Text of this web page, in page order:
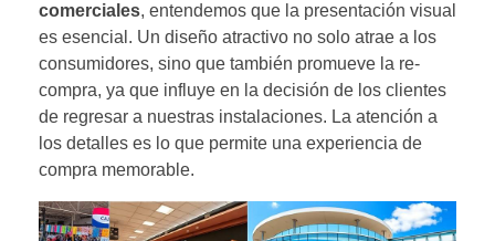
comerciales, entendemos que la presentación visual
es esencial. Un diseño atractivo no solo atrae a los
consumidores, sino que también promueve la re-
compra, ya que influye en la decisión de los clientes
de regresar a nuestras instalaciones. La atención a
los detalles es lo que permite una experiencia de
compra memorable.